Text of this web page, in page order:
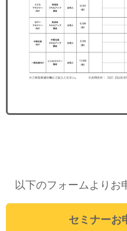
以下のフォームよりお
セミナーお